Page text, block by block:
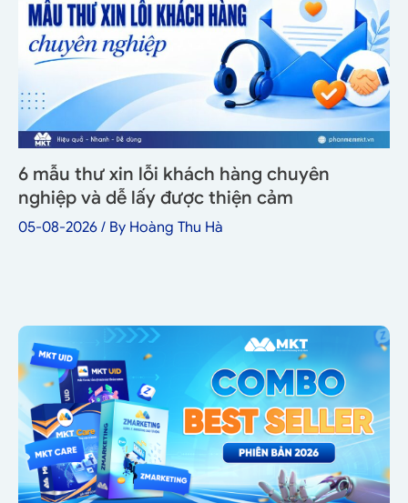
6 mẫu thư xin lỗi khách hàng chuyên
nghiệp và dễ lấy được thiện cảm
05-08-2026 / By Hoàng Thu Hà